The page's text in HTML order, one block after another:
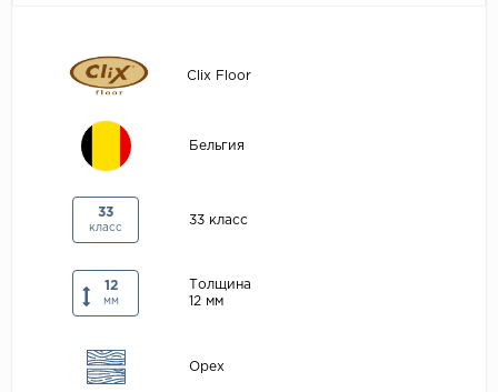
Clix Floor
Бельгия
33
класс
33 класс
12
мм
Толщина
12 мм
Орех